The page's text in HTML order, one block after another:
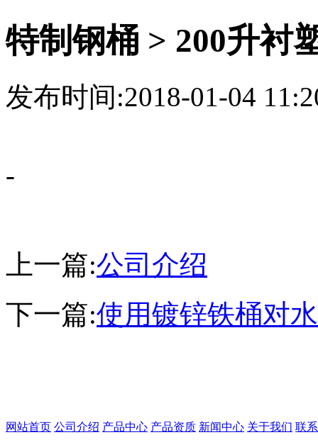
特制钢桶 > 200升衬
发布时间:2018-01-04
-
上一篇:公司介绍
下一篇:使用镀锌铁桶对
网站首页 公司介绍 产品中心 产品资质 新闻中心 关于我们 联